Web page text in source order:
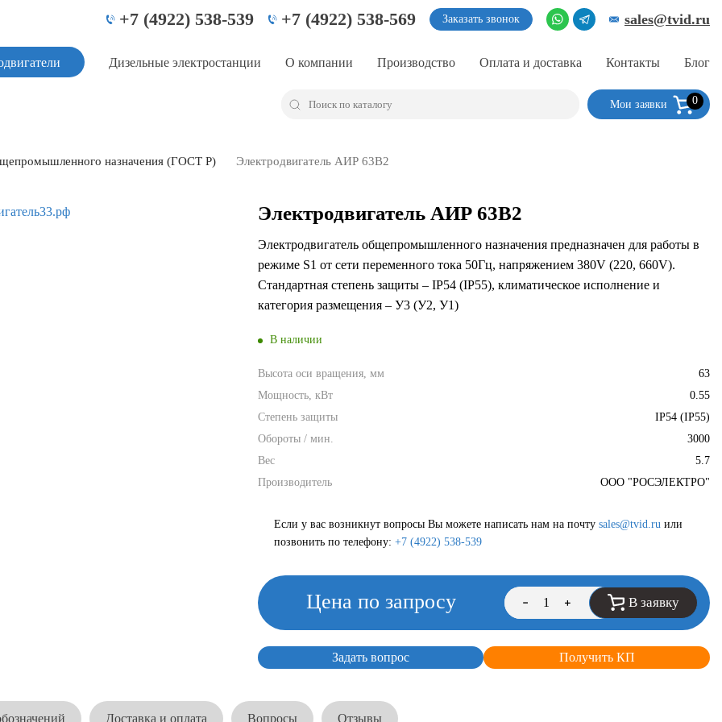
+7 (4922) 538-539 +7 (4922) 538-569 Заказать звонок sales@tvid.ru
Дизельные электростанции О компании Производство Оплата и доставка Контакты Блог
Мои заявки 0
назначения (ГОСТ Р) Электродвигатель АИР 63В2
Электродвигатель АИР 63В2
Электродвигатель общепромышленного назначения предназначен для работы в
режиме S1 от сети переменного тока 50Гц, напряжением 380V (220, 660V).
Стандартная степень защиты – IP54 (IP55), климатическое исполнение и
категория размещения – У3 (У2, У1)
В наличии
Высота оси вращения, мм
63
Мощность, кВт
0.55
Степень защиты
IP54 (IP55)
Обороты / мин.
3000
Вес
5.7
Производитель
ООО "РОСЭЛЕКТРО"
Если у вас возникнут вопросы Вы можете написать нам на почту sales@tvid.ru или
позвонить по телефону: +7 (4922) 538-539
Цена по запросу В заявку
Задать вопрос Получить КП
Доставка и оплата Вопросы Отзывы